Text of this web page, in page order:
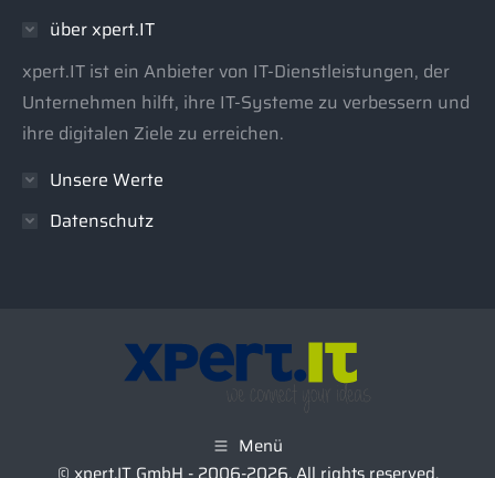
new
window
new
window
über xpert.IT
xpert.IT ist ein Anbieter von IT-Dienstleistungen, der
Unternehmen hilft, ihre IT-Systeme zu verbessern und
ihre digitalen Ziele zu erreichen.
Unsere Werte
Datenschutz
Menü